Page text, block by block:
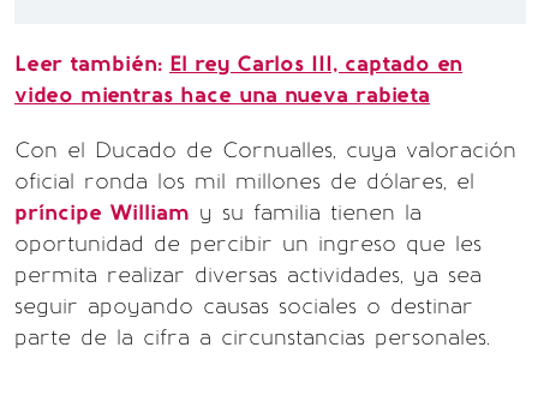
Leer también: El rey Carlos III, captado en
video mientras hace una nueva rabieta
Con el Ducado de Cornualles, cuya valoración
oficial ronda los mil millones de dólares, el
príncipe William y su familia tienen la
oportunidad de percibir un ingreso que les
permita realizar diversas actividades, ya sea
seguir apoyando causas sociales o destinar
parte de la cifra a circunstancias personales.